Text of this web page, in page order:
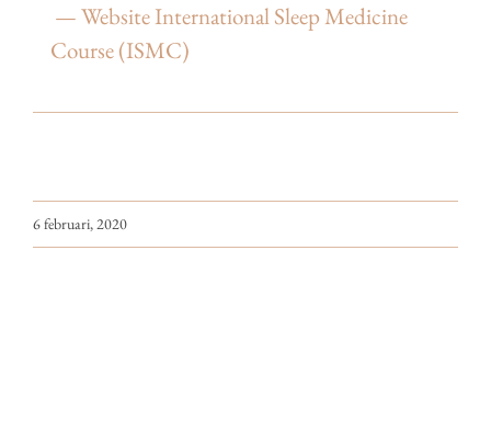
— Website International Sleep Medicine
Course (ISMC)
6 februari, 2020